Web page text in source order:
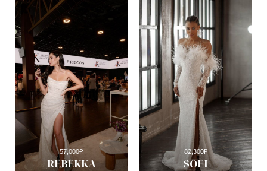
REBEKKA
57,000₽
SOFI
82,300₽